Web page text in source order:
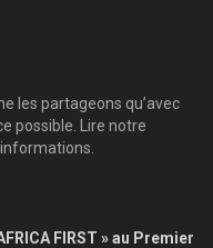
les partageons qu’avec
possible. Lire notre
FIRST » au Premier